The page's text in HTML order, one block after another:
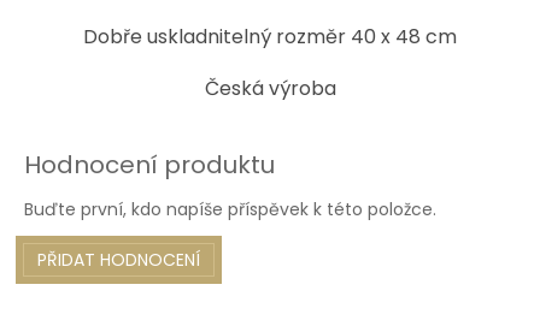
Dobře uskladnitelný rozměr 40 x 48 cm
Česká výroba
Hodnocení produktu
Buďte první, kdo napíše příspěvek k této položce.
PŘIDAT HODNOCENÍ